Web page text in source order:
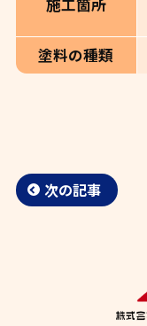
塗料の種類
次の記事